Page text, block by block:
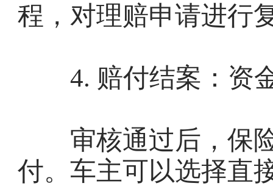
程，对理赔申请进行
4. 赔付结案：资
审核通过后，保险
付。车主可以选择直